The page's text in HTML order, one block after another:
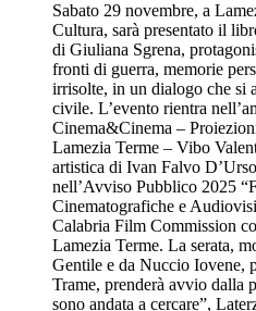
Sabato 29 novembre, a
Cultura, sarà presentato il
di Giuliana Sgrena,
fronti di guerra, memorie
irrisolte, in un dialogo che si
civile. L’evento rientra
Cinema&Cinema –
Lamezia Terme – Vibo
artistica di Ivan Falvo
nell’Avviso Pubblico 2025
Cinematografiche e
Calabria Film Commission
Lamezia Terme. La serata,
Gentile e da Nuccio Iovene,
Trame, prenderà avvio dalla
sono andata a cercare”,